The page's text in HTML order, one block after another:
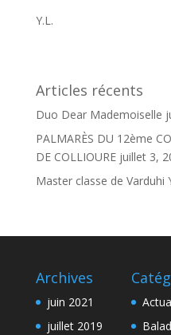
Y.L.
Articles récents
Duo Dear Mademoiselle
PALMARÈS DU 12ème
DE COLLIOURE juillet 3,
Master classe de Varduhi
Archives
juin 2021
juillet 2019